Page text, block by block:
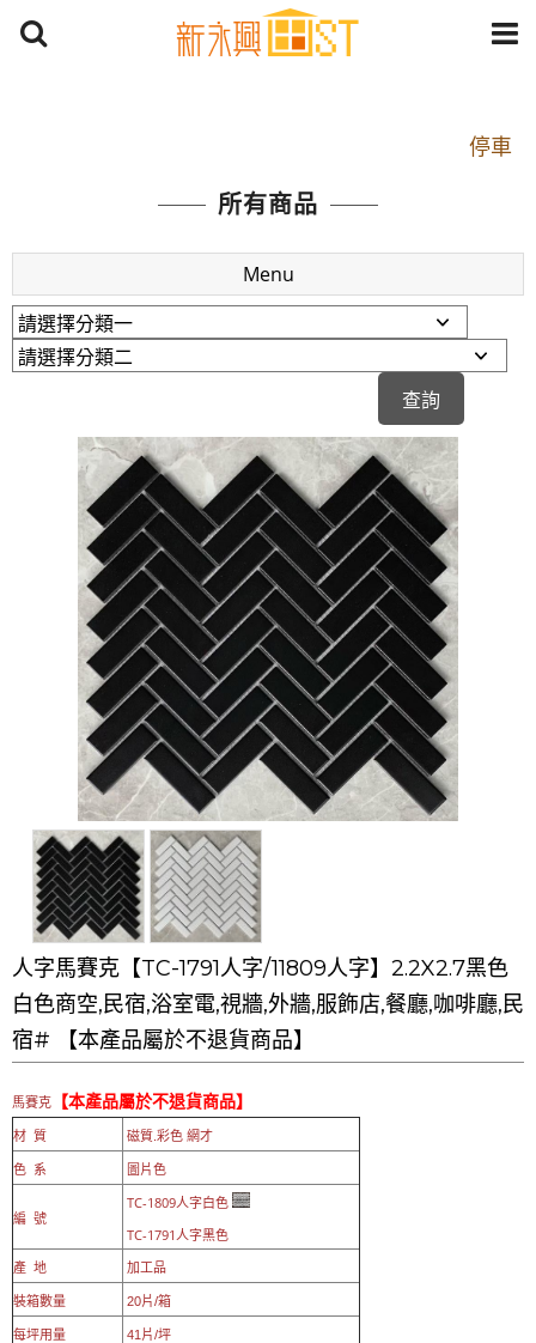
停車
捷運： 中和線【頂溪站 2 號出口】往中山路1段139
原Line已滿 無法加Line好友 請親愛的客戶加入
LINE官方帳號@a0975005573
開車：中山路1段 到永平路路口(樂華夜市口)門口可
停車
捷運： 中和線【頂溪站 2 號出口】往中山路1段139
號約10分鐘
原Line已滿 無法加Line好友 請親愛的客戶加入
LINE官方帳號@a0975005573
所有商品
Menu
人字馬賽克【TC-1791人字/11809人字】2.2X2.7黑色
白色商空,民宿,浴室電,視牆,外牆,服飾店,餐廳,咖啡廳,民
宿# 【本產品屬於不退貨商品】
馬賽克 【本產品屬於不退貨商品】
材 質 磁質.彩色 網才
色 系 圖片色
編 號
TC-1809人字白色
TC-1791人字黑色
產 地 加工品
裝箱數量 20片/箱
每坪用量 41片/坪